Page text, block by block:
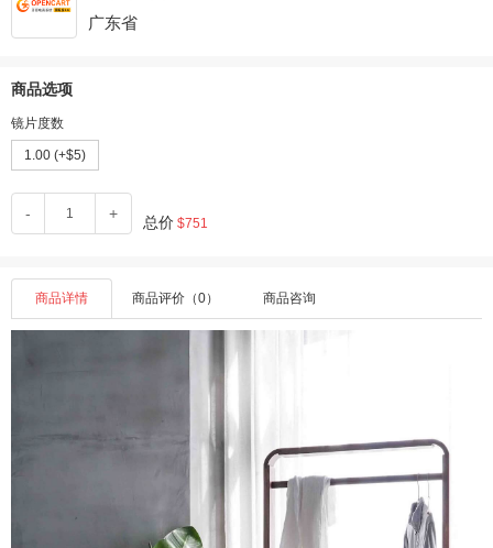
广东省
商品选项
镜片度数
1.00 (+$5)
- + 总价 $751
商品详情 商品评价（0） 商品咨询